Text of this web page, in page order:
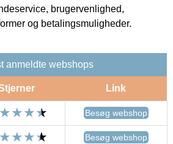
brugervenlighed,
og betalingsmuligheder.
anmeldte webshops
Link
Besøg webshop
Besøg webshop